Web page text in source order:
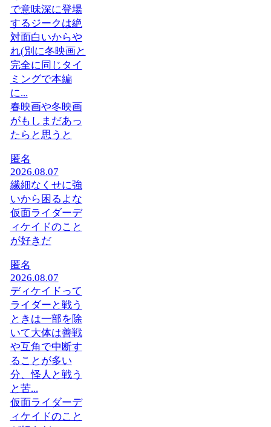
で意味深に登場
するジークは絶
対面白いからや
れ(別に冬映画と
完全に同じタイ
ミングで本編
に...
春映画や冬映画
がもしまだあっ
たらと思うと
匿名
2026.08.07
繊細なくせに強
いから困るよな
仮面ライダーデ
ィケイドのこと
が好きだ
匿名
2026.08.07
ディケイドって
ライダーと戦う
ときは一部を除
いて大体は善戦
や互角で中断す
ることが多い
分、怪人と戦う
と苦...
仮面ライダーデ
ィケイドのこと